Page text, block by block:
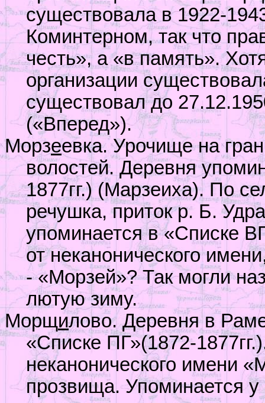
существовала в 1922-
Коминтерном, так что
честь», а «в память».
организации
существовал до
(«Вперед»).
Морзеевка. Урочище на
волостей. Деревня
1877гг.) (Марзеиха). По
речушка, приток р. Б.
упоминается в «Списке
от неканонического
- «Морзей»? Так могли
лютую зиму.
Морщилово. Деревня в
«Списке ПГ»(1872-
неканонического имени
прозвища. Упоминается